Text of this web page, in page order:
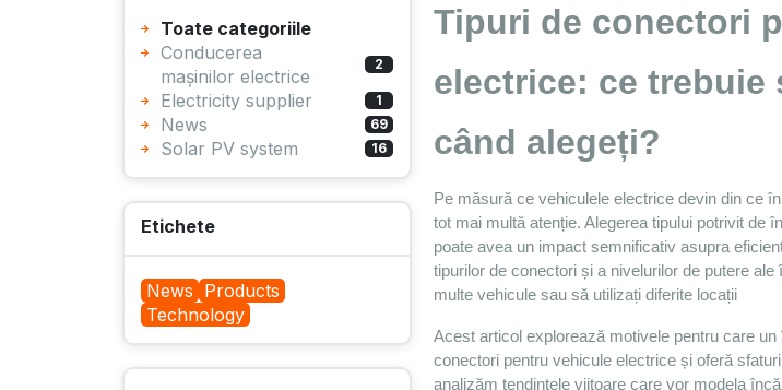
Tipuri de conectori
electrice: ce trebuie
când alegeți?
Pe măsură ce vehiculele electrice devin din ce
tot mai multă atenție. Alegerea tipului potrivit de
poate avea un impact semnificativ asupra
tipurilor de conectori și a nivelurilor de putere
multe vehicule sau să utilizați diferite locații
Acest articol explorează motivele pentru care
conectori pentru vehicule electrice și oferă
analizăm tendințele viitoare care vor modela
Toate categoriile
Conducerea
mașinilor electrice
2
Electricity supplier 1
News 69
Solar PV system 16
Etichete
News Products
Technology